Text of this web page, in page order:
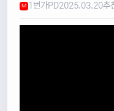
M 1번가PD2025.03.20추